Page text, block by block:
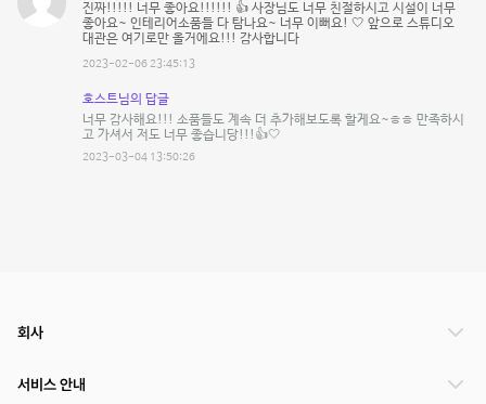
진짜!!!!! 너무 좋아요!!!!!! 👍 사장님도 너무 친절하시고 시설이 너무
좋아요~ 인테리어소품들 다 탐나요~ 너무 이뻐요! 🤍 앞으로 스튜디오
대관은 여기로만 올거에요!!! 감사합니다
2023-02-06 23:45:13
호스트님의 답글
너무 감사해요!!! 소품들도 계속 더 추가해보도록 할게요~ㅎㅎ 만족하시
고 가셔서 저도 너무 좋습니당!!!👍🤍
2023-03-04 13:50:26
회사
서비스 안내